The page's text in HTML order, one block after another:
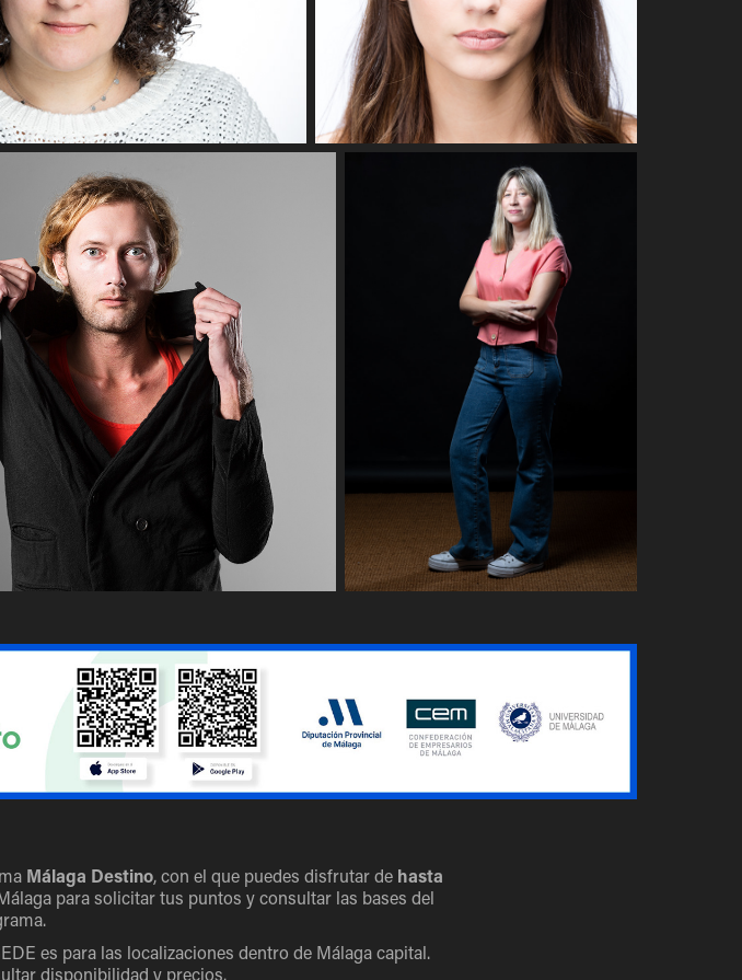
Málaga Destino, con el que puedes disfrutar de hasta
para solicitar tus puntos y consultar las bases del
es para las localizaciones dentro de Málaga capital.
disponibilidad y precios.